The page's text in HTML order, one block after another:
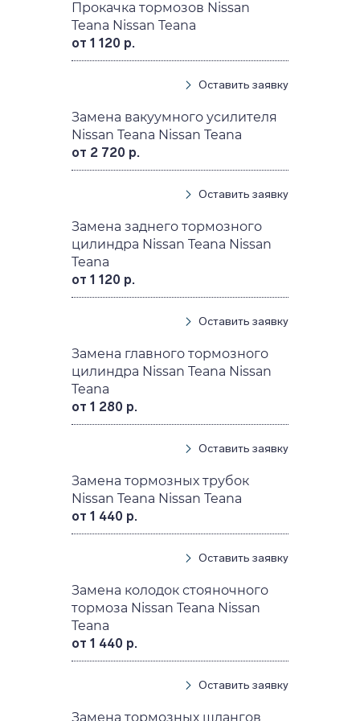
Прокачка тормозов Nissan
Teana Nissan Teana
от 1 120 р.
Оставить заявку
Замена вакуумного усилителя
Nissan Teana Nissan Teana
от 2 720 р.
Оставить заявку
Замена заднего тормозного
цилиндра Nissan Teana Nissan
Teana
от 1 120 р.
Оставить заявку
Замена главного тормозного
цилиндра Nissan Teana Nissan
Teana
от 1 280 р.
Оставить заявку
Замена тормозных трубок
Nissan Teana Nissan Teana
от 1 440 р.
Оставить заявку
Замена колодок стояночного
тормоза Nissan Teana Nissan
Teana
от 1 440 р.
Оставить заявку
Замена тормозных шлангов